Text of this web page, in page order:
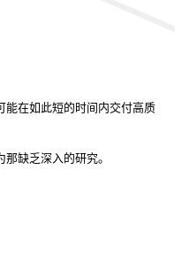
能在如此短的时间内交付高质
那缺乏深入的研究。